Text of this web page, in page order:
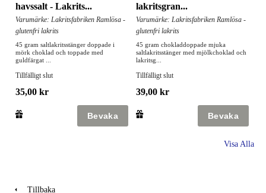
havssalt - Lakrits...
Varumärke: Lakritsfabriken Ramlösa -
glutenfri lakrits
45 gram saltlakritsstänger doppade i
mörk choklad och toppade med
guldfärgat ...
Tillfälligt slut
35,00 kr
lakritsgran...
Varumärke: Lakritsfabriken Ramlösa -
glutenfri lakrits
45 gram chokladdoppade mjuka
saltlakritsstänger med mjölkchoklad och
lakritsg...
Tillfälligt slut
39,00 kr
Visa Alla
Tillbaka